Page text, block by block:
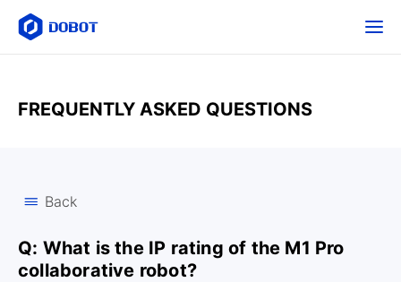
FREQUENTLY ASKED QUESTIONS
Back
Q: What is the IP rating of the M1 Pro
collaborative robot?